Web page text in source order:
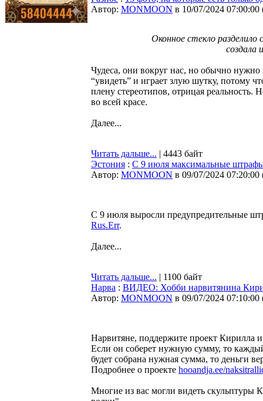
Автор: MONMOON в 10/07/2024 07:00:00
Оконное стекло
создала
Чудеса, они вокруг нас, но обычно нужно
“увидеть” и играет злую шутку, потому
плену стереотипов, отрицая реальность.
во всей красе.
Далее...
Читать дальше... | 4443 байт
Эстония : С 9 июля максимальные
Автор: MONMOON в 09/07/2024 07:20:00
С 9 июля выросли предупредительные
Rus.Err.
Далее...
Читать дальше... | 1100 байт
Нарва : ВИДЕО: Хобби нарвитянина
Автор: MONMOON в 09/07/2024 07:10:00
Нарвитяне, поддержите проект Кирилла
Если он соберет нужную сумму, то
будет собрана нужная сумма, то деньги
Подробнее о проекте hooandja.ee/
Многие из вас могли видеть